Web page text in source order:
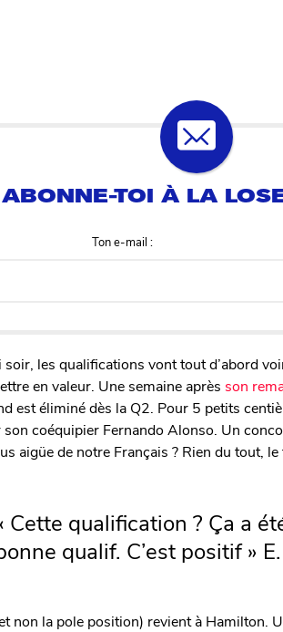
Ton e-mail :
soir, les qualifications vont tout d’abord
en valeur. Une semaine après son
est éliminé dès la Q2. Pour 5 petits
son coéquipier Fernando Alonso. Un
aigüe de notre Français ? Rien du tout,
Cette qualification ? Ça a
qualif. C’est positif »
non la pole position) revient à Hamilton.